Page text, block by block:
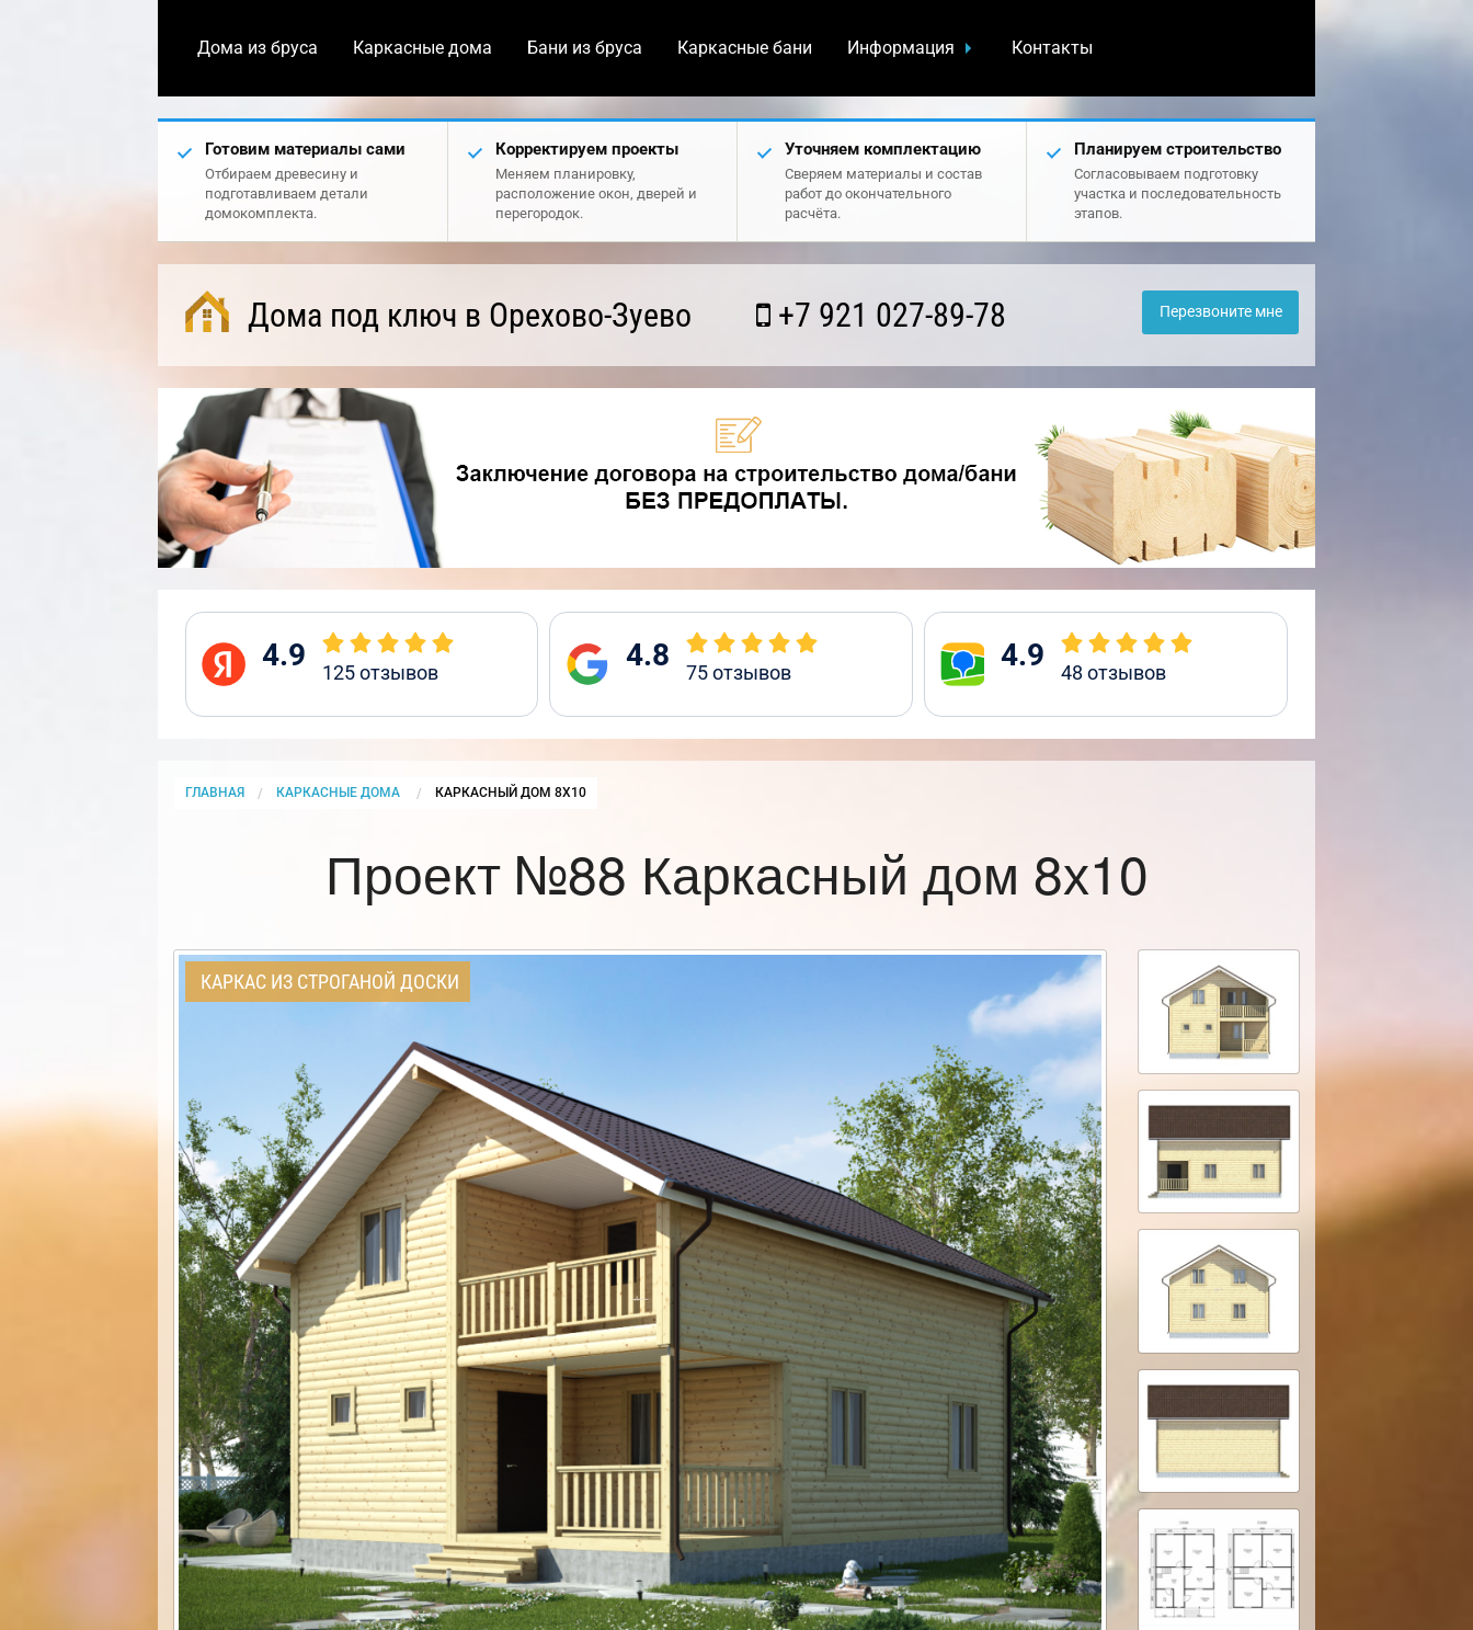
Дома из бруса Каркасные дома Бани из бруса Каркасные бани Информация Контакты
Готовим материалы сами
Отбираем древесину и
подготавливаем детали
домокомплекта.
Корректируем проекты
Меняем планировку,
расположение окон, дверей и
перегородок.
Уточняем комплектацию
Сверяем материалы и состав
работ до окончательного
расчёта.
Планируем строительство
Согласовываем подготовку
участка и последовательность
этапов.
Дома под ключ в Орехово-Зуево +7 921 027-89-78 Перезвоните мне
4.9 125отзывов 4.8 75отзывов 4.9 48 отзывов
ГЛАВНАЯ КАРКАСНЫЕ ДОМА CURRENT:
КАРКАСНЫЙ ДОМ 8Х10
Проект №88 Каркасный дом 8х10
КАРКАС ИЗ СТРОГАНОЙ ДОСКИ